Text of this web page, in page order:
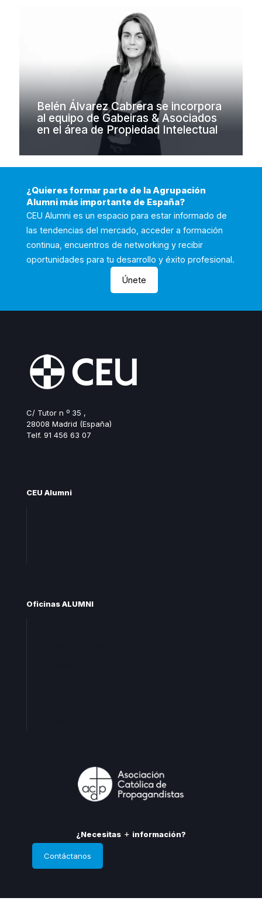
Belén Álvarez Cabrera se incorpora
al equipo de Gabeiras & Asociados
en el área de Propiedad Intelectual
¿Quieres formar parte de la Agrupación
Alumni más importante de España?
CEU Alumni es un espacio para estar informado de
las tendencias del mercado, acceder a formación
continua, encuentros de networking y recibir
oportunidades para tu desarrollo y éxito profesional.
Únete
C/ Tutor n º 35 ,
28008 Madrid (España)
Telf. 91 456 63 07
CEU Alumni
Oficinas ALUMNI
¿Necesitas información?
Contáctanos